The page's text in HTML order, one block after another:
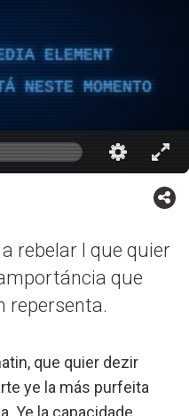
ELEMENT
NESTE MOMENTO
rebelar l que quier
que
repersenta.
que quier dezir
ye la más purfeita
Ye la capacidade